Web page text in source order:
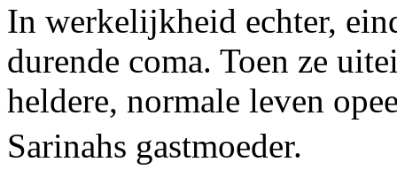
In werkelijkheid echter,
durende coma. Toen ze
heldere, normale leven
Sarinahs gastmoeder.